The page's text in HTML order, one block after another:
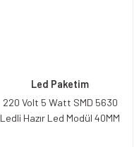
Led Paketim
220 Volt 5 Watt SMD 5630
Ledli Hazır Led Modül 40MM